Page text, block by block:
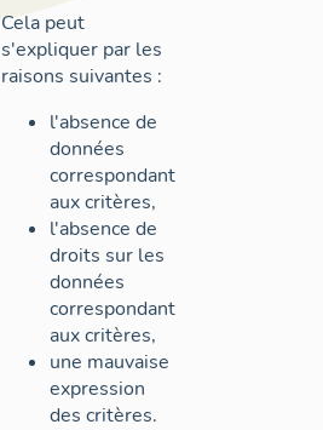
Cela peut
s'expliquer par les
raisons suivantes :
l'absence de
données
correspondant
aux critères,
l'absence de
droits sur les
données
correspondant
aux critères,
une mauvaise
expression
des critères.